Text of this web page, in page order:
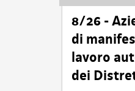
8/26 -
di
lavoro
dei